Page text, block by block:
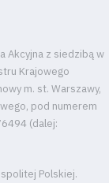
Akcyjna z siedzibą w
Krajowego
m. st. Warszawy,
pod numerem
(dalej:
Polskiej.